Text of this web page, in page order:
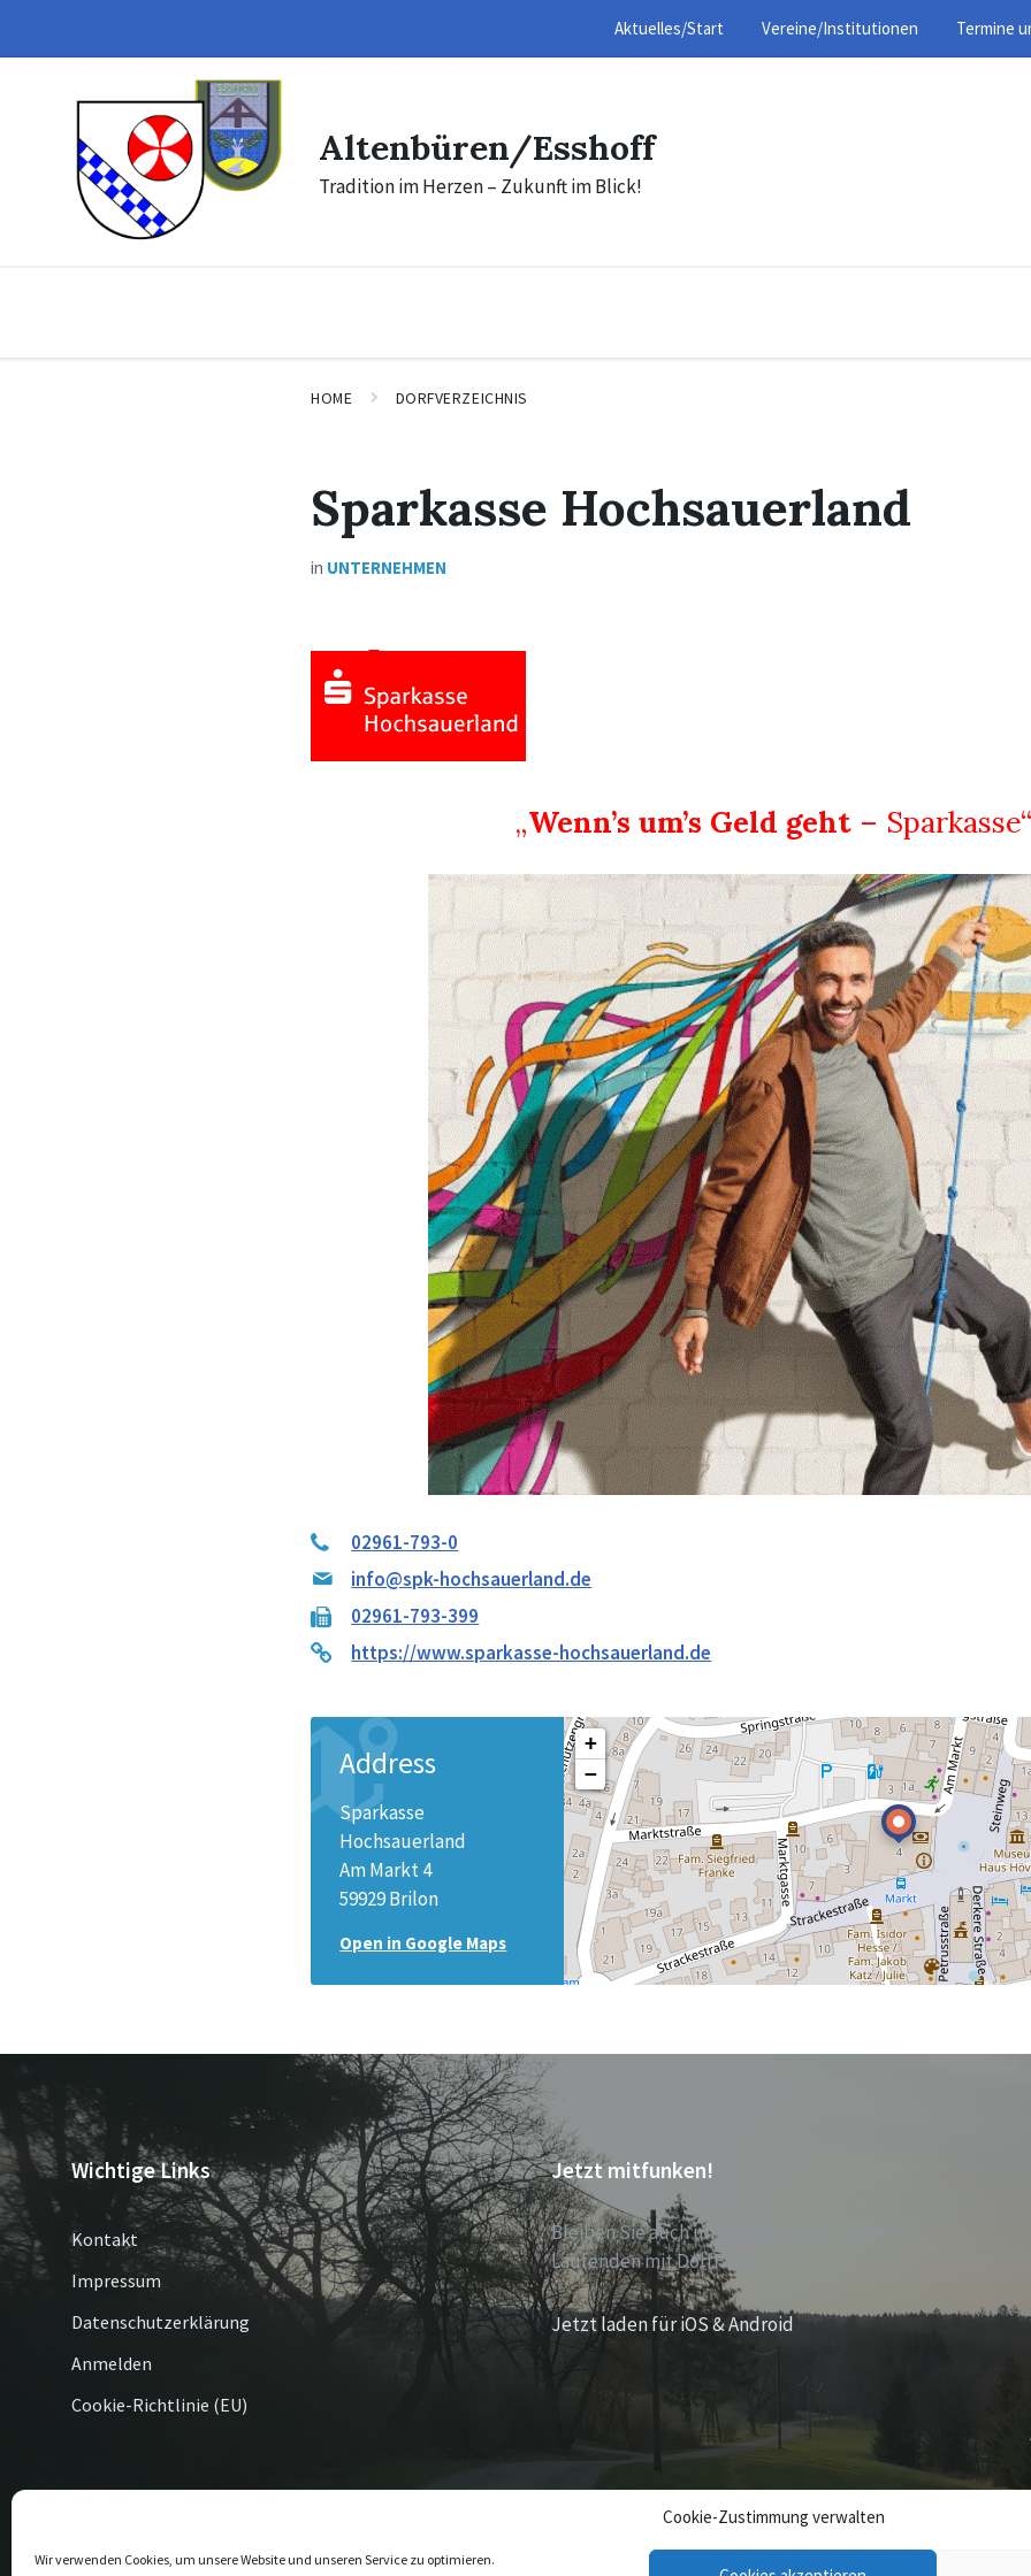
Cookie-Zustimmung verwalten
Wir verwenden Cookies, um unsere Website und unseren Service zu optimieren.
content
footer
Aktuelles/Start Vereine/Institutionen Termine
Altenbüren/Esshoff
Tradition im Herzen – Zukunft im Blick!
HOME DORFVERZEICHNIS
Sparkasse Hochsauerland
in UNTERNEHMEN
„Wenn’s um’s Geld geht– Sparkasse“
02961-793-0
info@spk-hochsauerland.de
02961-793-399
https://www.sparkasse-hochsauerland.de
Address
Sparkasse
Hochsauerland
Am Markt 4
59929 Brilon
Open in Google Maps
+
−
Wichtige Links
Kontakt
Impressum
Datenschutzerklärung
Anmelden
Cookie-Richtlinie (EU)
Jetzt mitfunken!
Bleiben Sie auch unterwegs immer auf dem
Laufenden mit DorfFunk!
Jetzt laden für iOS & Android